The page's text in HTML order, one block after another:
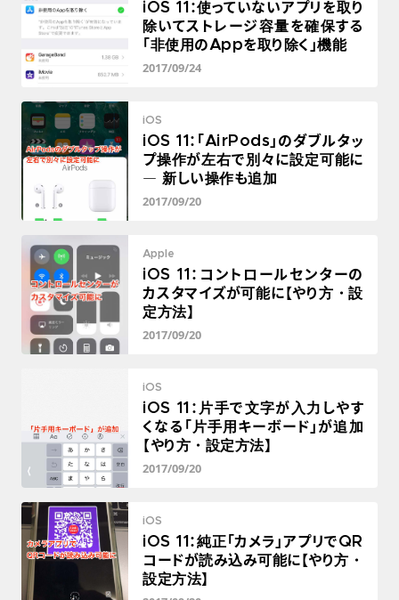
iOS 11：使っていないアプリを取り
除いてストレージ容量を確保する
「非使用のAppを取り除く」機能
2017/09/24
iOS
iOS 11：「AirPods」のダブルタッ
プ操作が左右で別々に設定可能に
― 新しい操作も追加
2017/09/20
Apple
iOS 11：コントロールセンターの
カスタマイズが可能に【やり方・設
定方法】
2017/09/20
iOS
iOS 11：片手で文字が入力しやす
くなる「片手用キーボード」が追加
【やり方・設定方法】
2017/09/20
iOS
iOS 11：純正「カメラ」アプリでQR
コードが読み込み可能に【やり方・
設定方法】